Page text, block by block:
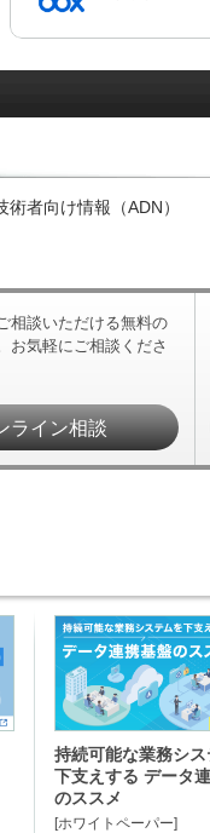
術者向け情報（ADN）
相談いただける無料の
お気軽にご相談くださ
ライン相談
持続可能な業務シ
下支えする データ
のススメ
[ホワイトペーパー]